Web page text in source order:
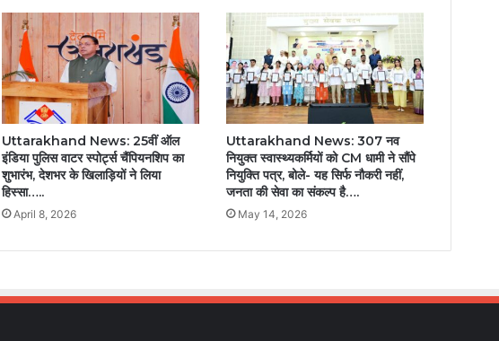
Uttarakhand News: 25वीं ऑल
इंडिया पुलिस वाटर स्पोर्ट्स चैंपियनशिप का
शुभारंभ, देशभर के खिलाड़ियों ने लिया
हिस्सा…..
April 8, 2026
Uttarakhand News: 307 नव
नियुक्त स्वास्थ्यकर्मियों को CM धामी ने सौंपे
नियुक्ति पत्र, बोले- यह सिर्फ नौकरी नहीं,
जनता की सेवा का संकल्प है….
May 14, 2026